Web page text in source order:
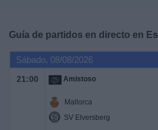
Guía de partidos en directo en
Sábado, 08/08/2026
21:00 Amistoso
Mallorca
SV Elversberg
Noticias